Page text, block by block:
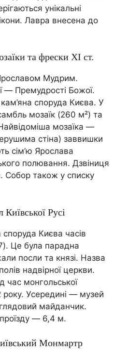
унікальні
Лавра внесена до
та фрески XI ст.
Мудрим.
— Премудрості Божої.
споруда Києва. У
мозаїк (260 м²) та
мозаїка —
стіна) заввишки
сім’ю Ярослава
полювання. Дзвіниця
Собор також у списку
Русі
Києва часів
Це була парадна
посли та князі. Назва
надвірної церкви.
час монгольської
року. Усередині — музей
майданчик.
— 6,4 м.
Монмартр